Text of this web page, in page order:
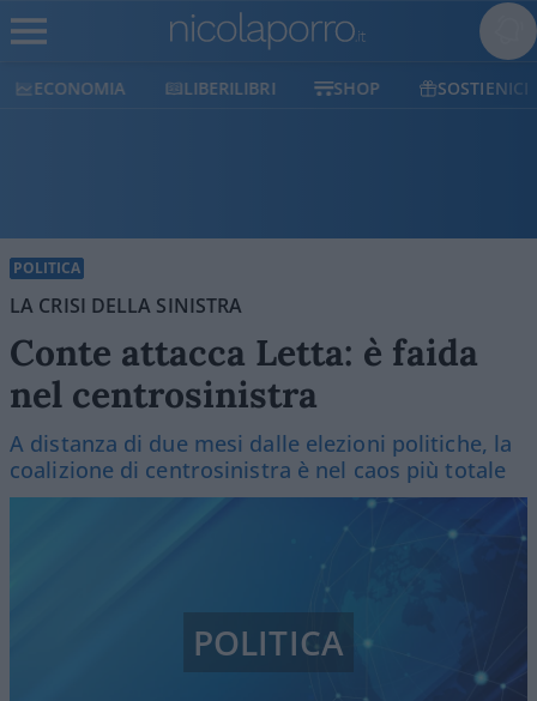
ECONOMIA LIBERILIBRI SHOP SOSTIENICI
POLITICA
LA CRISI DELLA SINISTRA
Conte attacca Letta: è faida
nel centrosinistra
A distanza di due mesi dalle elezioni politiche, la
coalizione di centrosinistra è nel caos più totale
POLITICA